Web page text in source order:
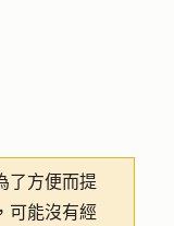
了方便而提
可能沒有經